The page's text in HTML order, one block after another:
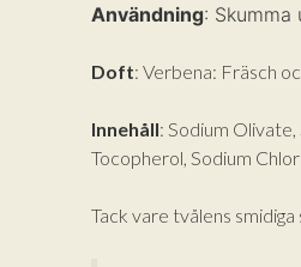
Användning:
Doft: Verbena: Fräsch
Innehåll: Sodium
Tocopherol, Sodium
Tack vare tvålens